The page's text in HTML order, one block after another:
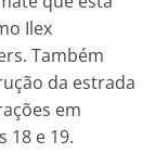
Ilex
Também
da estrada
em
18 e 19.